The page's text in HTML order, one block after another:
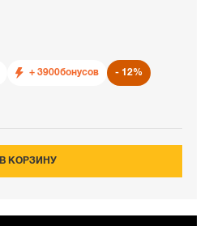
+ 3900бонусов 12%
В КОРЗИНУ